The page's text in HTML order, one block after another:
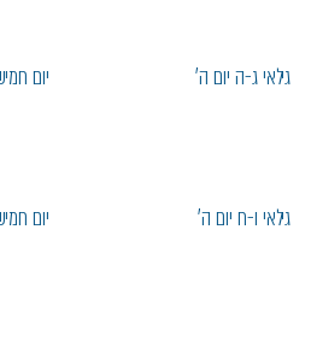
גילאי ג-ה יום ה' יום
גילאי ו-ח יום ה' יום